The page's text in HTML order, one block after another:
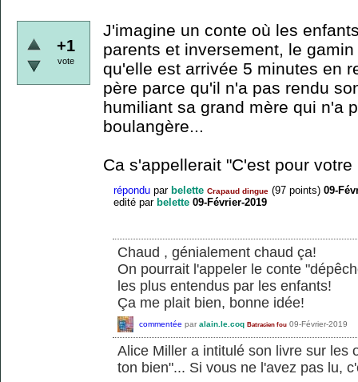
+1
vote
J'imagine un conte où les
parents et inversement, le
qu'elle est arrivée 5 minutes en
père parce qu'il n'a pas rendu
humiliant sa grand mère qui n'a
boulangère...
Ca s'appellerait "C'est pour votre
répondu par belette Crapaud dingue (97 points) 09-
edité par belette 09-Février-2019
Chaud , génialement chaud ça!
On pourrait l'appeler le conte
les plus entendus par les enfants!
Ça me plait bien, bonne idée!
commentée par alain.le.coq Batracien fou 09-Février-2019
Alice Miller a intitulé son livre sur les
ton bien"... Si vous ne l'avez pas lu,